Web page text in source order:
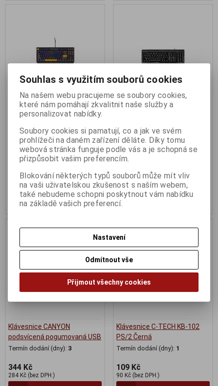
Genesis herní klávesnice
Blue Positive
Termín dodání (dny): 3
TKL/RGB/Outemu
Panda/Drátová USB
1 242 Kč
1 026 Kč (bez DPH:)
Koupit
Termín dodání (dny):3
170 Kč
140 Kč (bez DPH:)
Klávesnice CANYON
podsvícená pogumovaná USB
Termín dodání (dny): 3
344 Kč
284 Kč (bez DPH:)
Klávesnice C-TECH KB-102
PS/2 Černá
Termín dodání (dny): 1
109 Kč
90 Kč (bez DPH:)
Souhlas s využitím souborů cookies
Na našem webu pracujeme se soubory cookies,
které nám pomáhají zkvalitnit naše služby a
personalizovat nabídky.
Soubory cookies si pamatují, co a jak ve svém
prohlížeči na daném zařízení děláte. Díky tomu
webová stránka funguje podle vás a je schopná se
přizpůsobit vašim preferencím.
Blokování některých typů souborů může mít vliv
na vaši uživatelskou zkušenost s naším webem,
také nebudeme schopni poskytnout vám nabídku
na základě vašich preferencí.
Nastavení
Odmítnout vše
Přijmout všechny cookies